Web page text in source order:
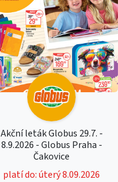
Akční leták Globus 29.7. -
8.9.2026 - Globus Praha -
Čakovice
platí do: úterý 8.09.2026